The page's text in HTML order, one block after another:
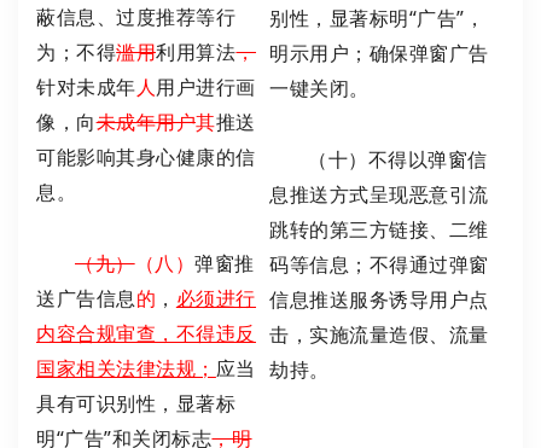
蔽信息、过度推荐等行
为；不得滥用利用算法，
针对未成年人用户进行画
像，向未成年用户其推送
可能影响其身心健康的信
息。
（九）（八）弹窗推
送广告信息的 ， 必须进行
内容合规审查，不得违反
国家相关法律法规； 应当
具有可识别性，显著标
明“广告”和关闭标志，明
别性，显著标明“广告”，
明示用户；确保弹窗广告
一键关闭。
（十）不得以弹窗信
息推送方式呈现恶意引流
跳转的第三方链接、二维
码等信息；不得通过弹窗
信息推送服务诱导用户点
击，实施流量造假、流量
劫持。